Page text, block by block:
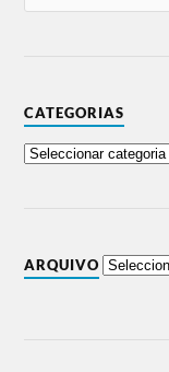
CATEGORIAS
ARQUIVO